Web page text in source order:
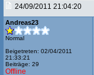
24/09/2011 21:04:20
Andreas23
Normal
Beigetreten: 02/04/2011
21:33:21
Beiträge: 29
Offline